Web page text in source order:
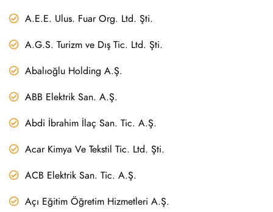
A.E.E. Ulus. Fuar Org. Ltd. Şti.
A.G.S. Turizm ve Dış Tic. Ltd. Şti.
Abalıoğlu Holding A.Ş.
ABB Elektrik San. A.Ş.
Abdi İbrahim İlaç San. Tic. A.Ş.
Acar Kimya Ve Tekstil Tic. Ltd. Şti.
ACB Elektrik San. Tic. A.Ş.
Açı Eğitim Öğretim Hizmetleri A.Ş.